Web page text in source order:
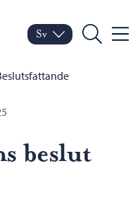
Porvoo – Gå till
Byt språk
Nuvarande språk:
Sv
Sök Meny
beslut